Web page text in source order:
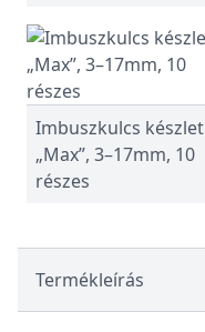
Imbuszkulcs készlet
„Max”, 3–17mm, 10
részes
Termékleírás